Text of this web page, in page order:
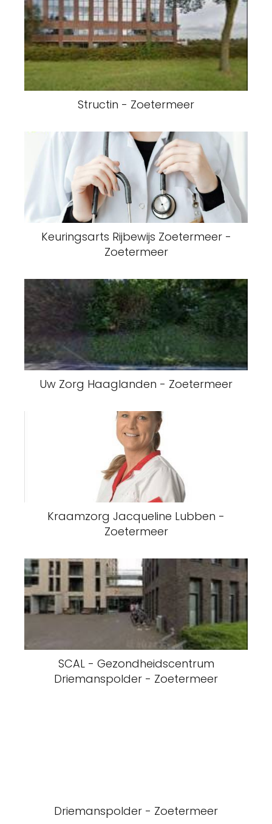
Structin - Zoetermeer
Keuringsarts Rijbewijs Zoetermeer -
Zoetermeer
Uw Zorg Haaglanden - Zoetermeer
Kraamzorg Jacqueline Lubben -
Zoetermeer
SCAL - Gezondheidscentrum
Driemanspolder - Zoetermeer
Driemanspolder - Zoetermeer